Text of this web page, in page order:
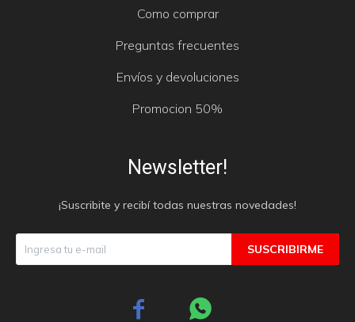
Como comprar
Preguntas frecuentes
Envíos y devoluciones
Promocion 50%
Newsletter!
¡Suscribite y recibí todas nuestras novedades!
SUSCRIBIRME
 